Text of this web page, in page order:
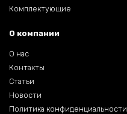
Комплектующие
О компании
О нас
Контакты
Статьи
Новости
Политика конфиденциальности